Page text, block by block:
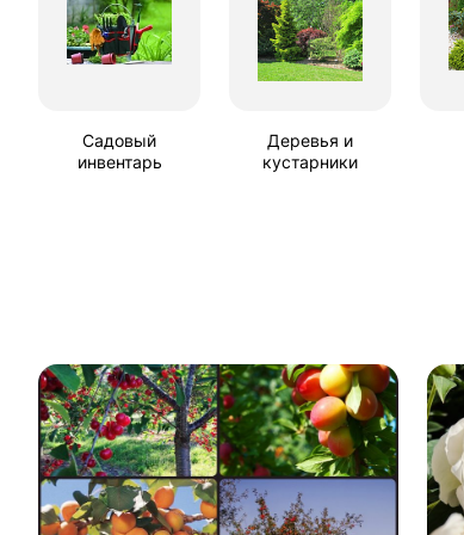
Садовый
инвентарь
Деревья и
кустарники